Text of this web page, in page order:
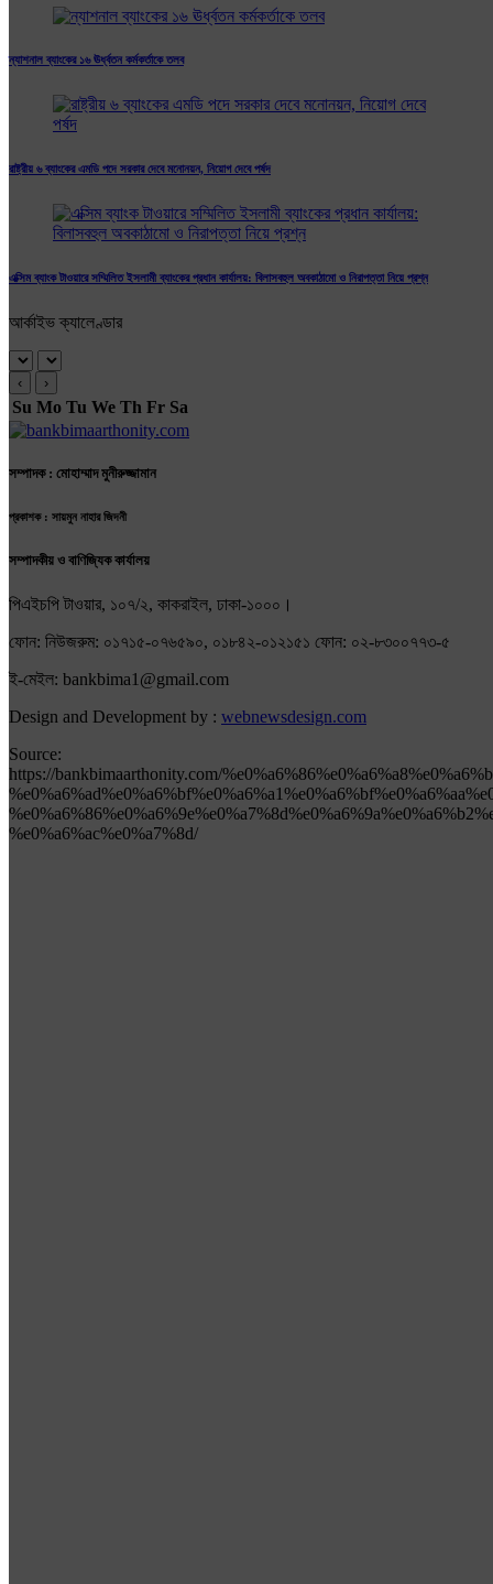
ন্যাশনাল ব্যাংকের ১৬ ঊর্ধ্বতন কর্মকর্তাকে তলব
রাষ্ট্রীয় ৬ ব্যাংকের এমডি পদে সরকার দেবে মনোনয়ন, নিয়োগ দেবে পর্ষদ
এক্সিম ব্যাংক টাওয়ারে সম্মিলিত ইসলামী ব্যাংকের প্রধান কার্যালয়: বিলাসবহুল অবকাঠামো ও নিরাপত্তা নিয়ে প্রশ্ন
আর্কাইভ ক্যালেণ্ডার
‹ ›
Su Mo Tu We Th Fr Sa
সম্পাদক : মোহাম্মাদ মুনীরুজ্জামান
প্রকাশক : সায়মুন নাহার জিদনী
সম্পাদকীয় ও বাণিজ্যিক কার্যালয়
পিএইচপি টাওয়ার, ১০৭/২, কাকরাইল, ঢাকা-১০০০।
ফোন: নিউজরুম: ০১৭১৫-০৭৬৫৯০, ০১৮৪২-০১২১৫১ ফোন: ০২-৮৩০০৭৭৩-৫
ই-মেইল: bankbima1@gmail.com
Design and Development by : webnewsdesign.com
Source:
https://bankbimaarthonity.com/
%e0%a6%ac%e0%a7%8d/